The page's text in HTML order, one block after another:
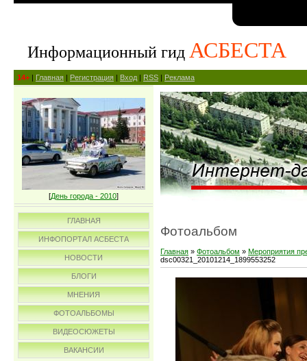
Информационный гид АСБЕСТА
14+ | Главная | Регистрация | Вход | RSS | Реклама
[День города - 2010]
ГЛАВНАЯ
ИНФОПОРТАЛ АСБЕСТА
НОВОСТИ
БЛОГИ
МНЕНИЯ
ФОТОАЛЬБОМЫ
ВИДЕОСЮЖЕТЫ
ВАКАНСИИ
Фотоальбом
Главная » Фотоальбом » Мероприятия
dsc00321_20101214_1899553252